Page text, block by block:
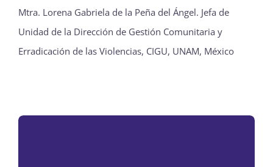
Mtra. Lorena Gabriela de la Peña del Ángel. Jefa de
Unidad de la Dirección de Gestión Comunitaria y
Erradicación de las Violencias, CIGU, UNAM, México